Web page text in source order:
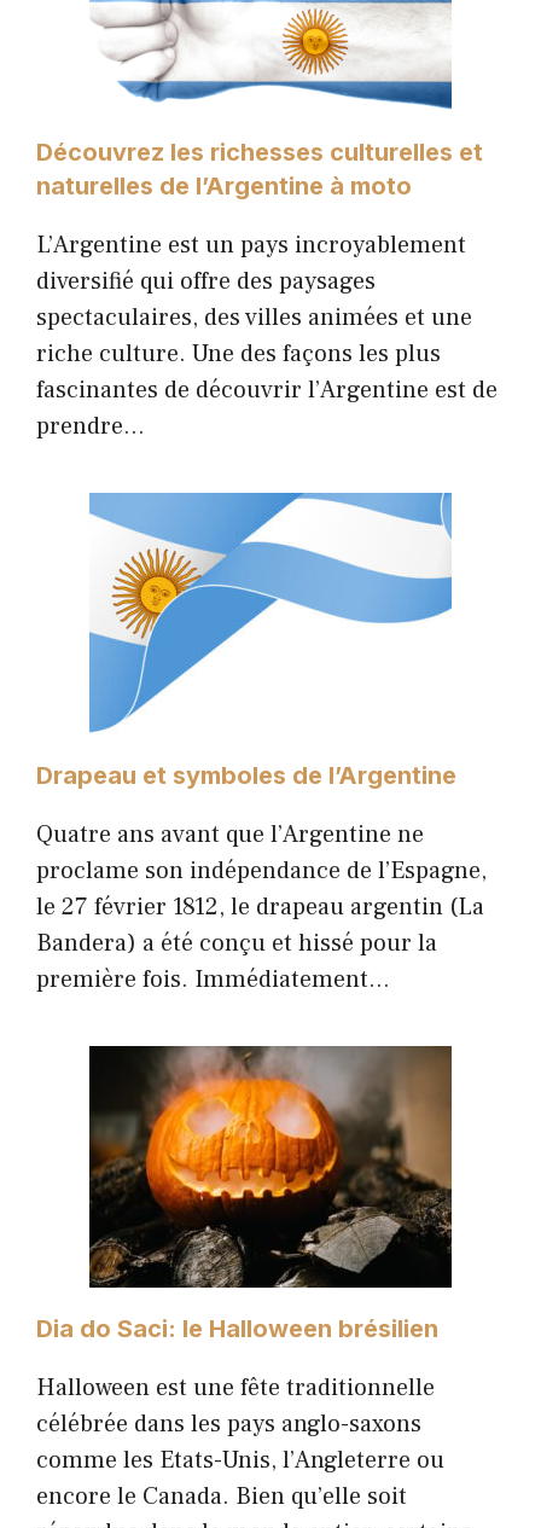
Découvrez les richesses culturelles et
naturelles de l’Argentine à moto
L’Argentine est un pays incroyablement
diversifié qui offre des paysages
spectaculaires, des villes animées et une
riche culture. Une des façons les plus
fascinantes de découvrir l’Argentine est de
prendre…
Drapeau et symboles de l’Argentine
Quatre ans avant que l’Argentine ne
proclame son indépendance de l’Espagne,
le 27 février 1812, le drapeau argentin (La
Bandera) a été conçu et hissé pour la
première fois. Immédiatement…
Dia do Saci: le Halloween brésilien
Halloween est une fête traditionnelle
célébrée dans les pays anglo-saxons
comme les Etats-Unis, l’Angleterre ou
encore le Canada. Bien qu’elle soit